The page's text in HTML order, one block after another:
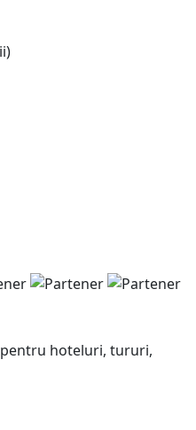
hoteluri, tururi,